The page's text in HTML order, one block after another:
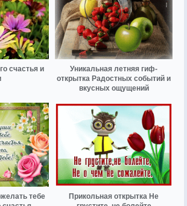
счастья и
Уникальная летняя гиф-
открытка Радостных событий и
вкусных ощущений
тебе
Прикольная открытка Не